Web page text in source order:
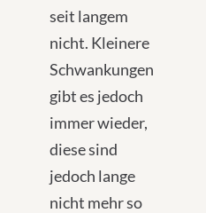
seit langem
nicht. Kleinere
Schwankungen
gibt es jedoch
immer wieder,
diese sind
jedoch lange
nicht mehr so